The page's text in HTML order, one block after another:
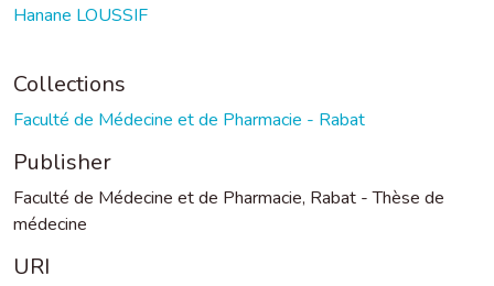
Hanane LOUSSIF
Collections
Faculté de Médecine et de Pharmacie - Rabat
Publisher
Faculté de Médecine et de Pharmacie, Rabat - Thèse de
médecine
URI